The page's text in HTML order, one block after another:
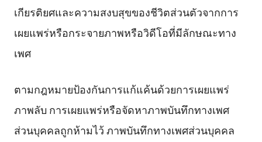
เกียรติยศและความสงบสุขของชีวิตส่วนตัวจากการ
เผยแพร่หรือกระจายภาพหรือวิดีโอที่มีลักษณะทาง
เพศ
ตามกฎหมายป้องกันการแก้แค้นด้วยการเผยแพร่
ภาพลับ การเผยแพร่หรือจัดหาภาพบันทึกทางเพศ
ส่วนบุคคลถูกห้ามไว้ ภาพบันทึกทางเพศส่วนบุคคล